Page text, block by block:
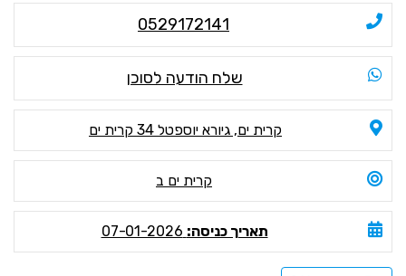
0529172141
שלח הודעה לסוכן
קרית ים, גיורא יוספטל 34 קרית ים
קרית ים ב
תאריך כניסה: